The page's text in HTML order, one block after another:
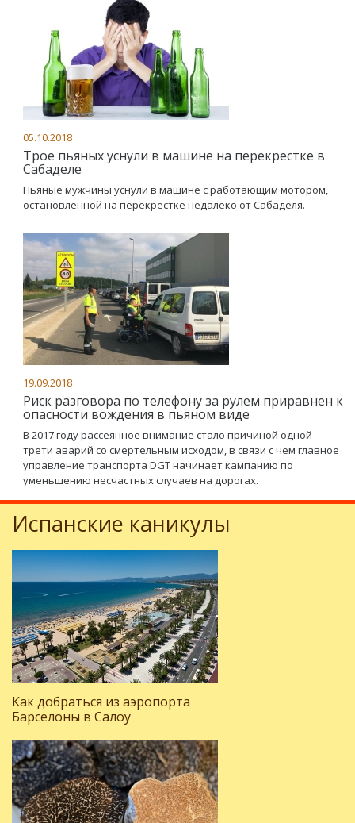
05.10.2018
Трое пьяных уснули в машине на перекрестке в
Сабаделе
Пьяные мужчины уснули в машине с работающим мотором,
остановленной на перекрестке недалеко от Сабаделя.
19.09.2018
Риск разговора по телефону за рулем приравнен к
опасности вождения в пьяном виде
В 2017 году рассеянное внимание стало причиной одной
трети аварий со смертельным исходом, в связи с чем главное
управление транспорта DGT начинает кампанию по
уменьшению несчастных случаев на дорогах.
Испанские каникулы
Как добраться из аэропорта
Барселоны в Салоу